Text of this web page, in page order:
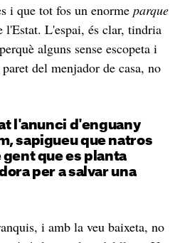
i que tot fos un enorme parque
l'Estat. L'espai, és clar, tindria
alguns sense escopeta i
del menjador de casa, no
l'anunci d'enguany
sapigueu que natros
gent que es planta
per a salvar una
i amb la veu baixeta, no